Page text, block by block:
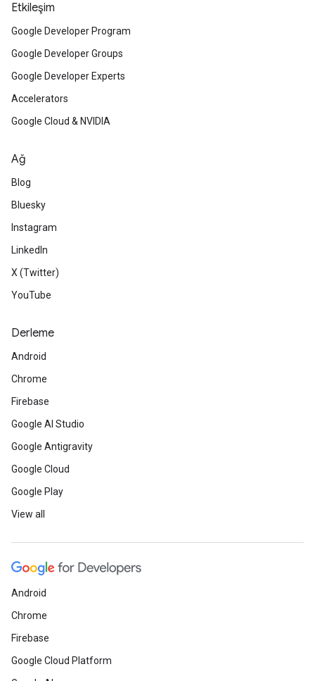
Etkileşim
Google Developer Program
Google Developer Groups
Google Developer Experts
Accelerators
Google Cloud & NVIDIA
Ağ
Blog
Bluesky
Instagram
LinkedIn
X (Twitter)
YouTube
Derleme
Android
Chrome
Firebase
Google AI Studio
Google Antigravity
Google Cloud
Google Play
View all
Android
Chrome
Firebase
Google Cloud Platform